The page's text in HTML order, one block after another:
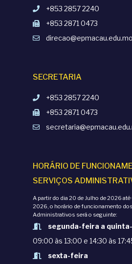
+853 2857 2240
+853 2871 0473
direcao@epmacau.edu.mo
SECRETARIA
+853 2857 2240
+853 2871 0473
HORÁRIO DE
SERVIÇOS
A partir do dia 20 de Julho de 2026
2026, o horário de funcionamento
Administrativos será o seguinte:
segunda-feira a
09:00 às 13:00 e 14:30 às
sexta-feira